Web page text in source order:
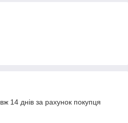
14 днів за рахунок покупця